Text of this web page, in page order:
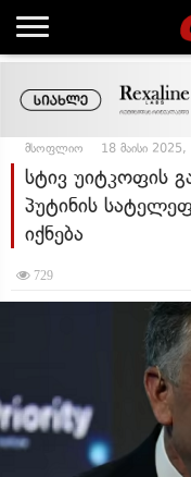
მსოფლიო 18 მაისი
სტივ უიტკოფის
პუტინის
იქნება
729